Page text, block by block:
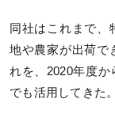
同社はこれまで、
地や農家が出荷で
れを、2020年度
でも活用してきた。